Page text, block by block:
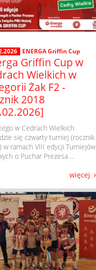
ENERGA Griffin Cup
Griffin Cup w
Wielkich w
Żak F2 -
2018
w Cedrach Wielkich
się czwarty turniej (rocznik
w ramach VIII edycji Turniejów
o Puchar Prezesa ...
więcej